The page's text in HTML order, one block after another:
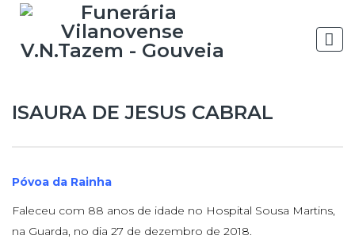
ISAURA DE JESUS CABRAL
Póvoa da Rainha
Faleceu com 88 anos de idade no Hospital Sousa Martins,
na Guarda, no dia 27 de dezembro de 2018.